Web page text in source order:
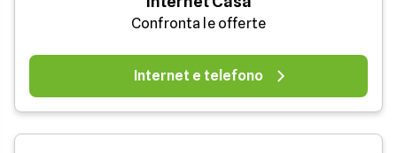
Confronta le offerte
Internet e telefono